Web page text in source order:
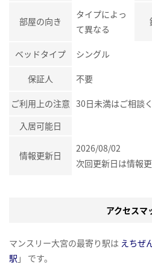
部屋の向き
タイプによっ
て異なる
ベッドタイプ シングル
保証人 不要
ご利用上の注意 30日未満はご相談く
入居可能日
情報更新日
2026/08/02
次回更新日は情報
アクセスマ
マンスリー大宮の最寄り駅は えちぜ
駅 」 です。